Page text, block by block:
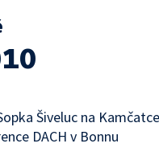
Šiveluc na
DACH v Bonnu